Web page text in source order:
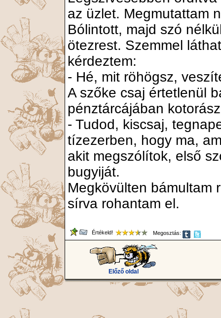
az üzlet. Megmutattam
Bólintott, majd szó
ötezrest. Szemmel
kérdeztem:
- Hé, mit röhögsz,
A szőke csaj értetlenül
pénztárcájában
- Tudod, kiscsaj,
tízezerben, hogy ma,
akit megszólítok, első
bugyiját.
Megkövülten bámultam
sírva rohantam el.
Értékeld! Megosztás:
Előző oldal